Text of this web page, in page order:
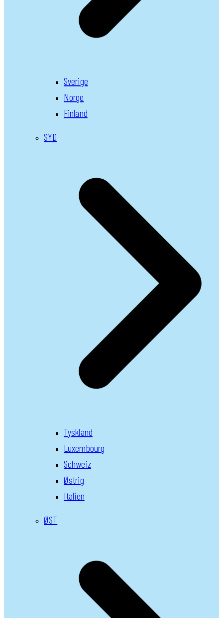
Sverige
Norge
Finland
SYD
Tyskland
Luxembourg
Schweiz
Østrig
Italien
ØST